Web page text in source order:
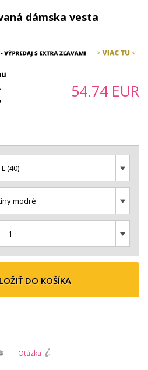
dámska vesta
54.74 EUR
L (40)
modré
1
DO KOŠÍKA
Otázka